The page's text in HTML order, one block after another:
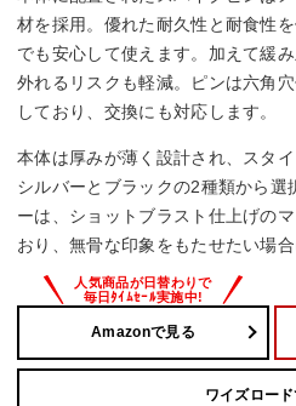
材を採用。優れた耐久性と耐食性
でも安心して使えます。加えて緩
外れるリスクも軽減。ピンは六角
しており、交換にも対応します。
本体は厚みが薄く設計され、スタ
シルバーとブラックの2種類から選
ーは、ショットブラスト仕上げの
おり、無骨な印象をもたせたい場合
Amazonで見る
ワイズロー